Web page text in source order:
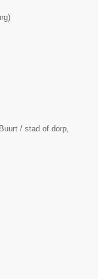
)
/ stad of dorp,